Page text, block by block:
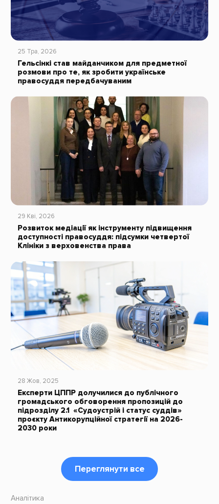
25 Тра, 2026
Гельсінкі став майданчиком для предметної
розмови про те, як зробити українське
правосуддя передбачуваним
29 Кві, 2026
Розвиток медіації як інструменту підвищення
доступності правосуддя: підсумки четвертої
Клініки з верховенства права
28 Жов, 2025
Експерти ЦППР долучилися до публічного
громадського обговорення пропозицій до
підрозділу 2.1 «Судоустрій і статус суддів»
проєкту Антикорупційної стратегії на 2026-
2030 роки
Переглянути все
Аналітика